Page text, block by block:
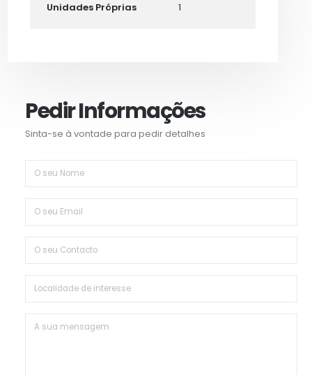
Unidades Próprias 1
Pedir Informações
Sinta-se à vontade para pedir detalhes